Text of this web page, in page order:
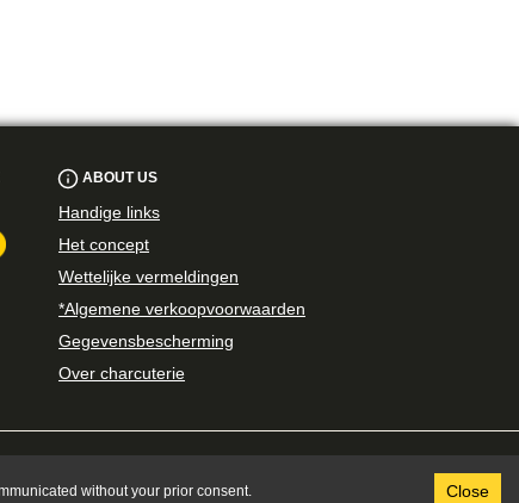
ABOUT US
Handige links
Het concept
Wettelijke vermeldingen
*Algemene verkoopvoorwaarden
Gegevensbescherming
Over charcuterie
without your prior consent. Close